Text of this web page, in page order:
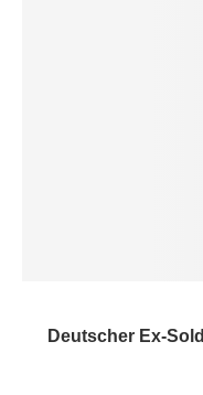
Deutscher Ex-